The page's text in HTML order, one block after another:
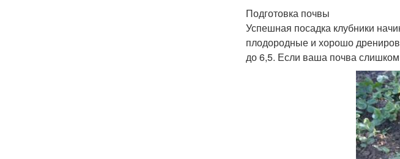
Подготовка почвы
Успешная посадка клубники
плодородные и хорошо
до 6,5. Если ваша почва